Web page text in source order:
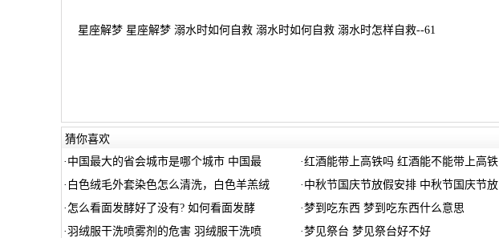
星座解梦 星座解梦 溺水时如何自救 溺水时如何自救 溺水时怎样自救--61
猜你喜欢
· 中国最大的省会城市是哪个城市 中国最 ·红酒能带上高铁吗 红酒能不能带上高铁
· 白色绒毛外套染色怎么清洗，白色羊羔绒 · 中秋节国庆节放假安排 中秋节国庆节放
· 怎么看面发酵好了没有? 如何看面发酵 ·梦到吃东西 梦到吃东西什么意思
·羽绒服干洗喷雾剂的危害 羽绒服干洗喷 ·梦见祭台 梦见祭台好不好